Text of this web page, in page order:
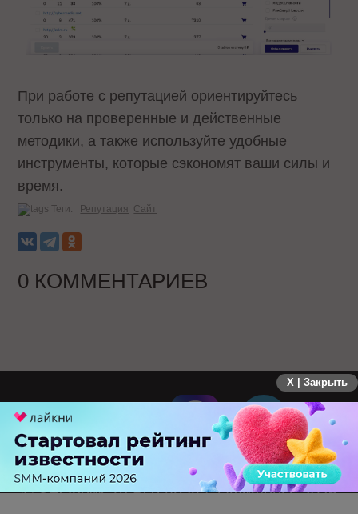
При работе с репутацией ориентируйтесь
только на проверенные и действенные
методики, а также используйте удобные
инструменты, которые сэкономят ваши силы и
время.
Теги: Репутация Сайт
0 КОММЕНТАРИЕВ
X | Закрыть
ПЕРЕЙТИ НА ПОЛНУЮ ВЕРСИЮ
© SEOnews.ru Все права защищены. 2026